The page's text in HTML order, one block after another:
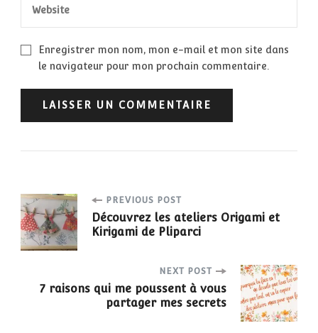
Enregistrer mon nom, mon e-mail et mon site dans
le navigateur pour mon prochain commentaire.
PREVIOUS POST
Découvrez les ateliers Origami et
Kirigami de Pliparci
NEXT POST
7 raisons qui me poussent à vous
partager mes secrets